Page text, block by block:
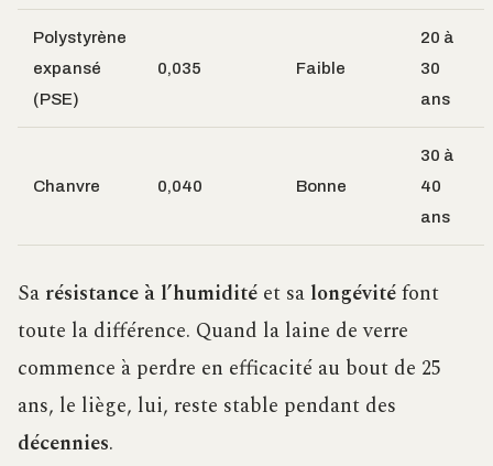
Polystyrène
expansé
(PSE)
0,035 Faible
20 à
30
ans
Chanvre 0,040 Bonne
30 à
40
ans
Sa résistance à l’humidité et sa longévitéfont
toute la différence. Quand la laine de verre
commence à perdre en efficacité au bout de 25
ans, le liège, lui, reste stable pendant des
décennies.